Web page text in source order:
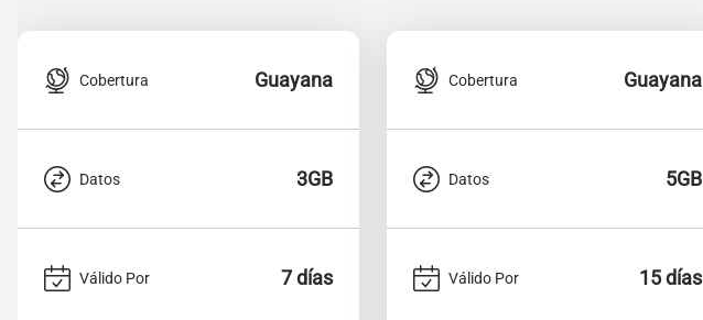
Cobertura Guayana
Datos 3GB
Válido Por 7 días
Cobertura Guayana
Datos 5GB
Válido Por 15 días